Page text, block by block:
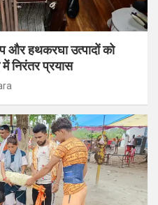
और हथकरघा उत्पादों को
में निरंतर प्रयास